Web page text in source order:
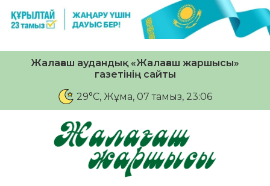
Жалағаш аудандық «Жалағаш жаршысы»
газетінің сайты
29°C, Жұма, 07 тамыз, 23:06